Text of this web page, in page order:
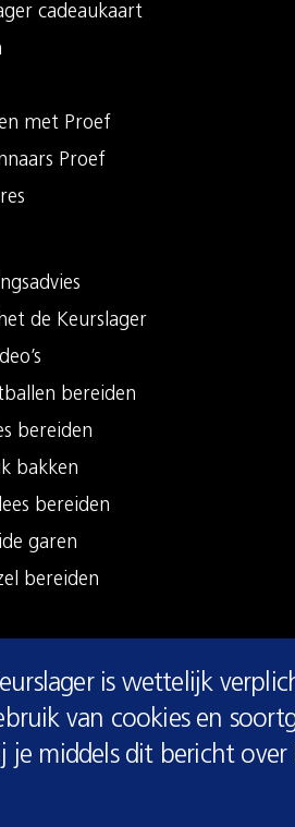
is wettelijk
van cookies en
middels dit bericht
cadeaukaart
met Proef
Proef
de Keurslager
bereiden
bereiden
bakken
bereiden
garen
bereiden